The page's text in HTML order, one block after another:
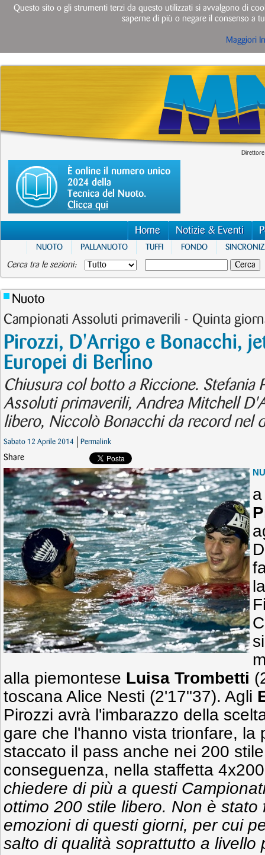
È online il numero unico
2024 della
Tecnica del Nuoto.
Clicca qui
Home Notizie & Eventi
NUOTO PALLANUOTO TUFFI FONDO
Cerca tra le sezioni:
Nuoto
Campionati Assoluti primaverili - Quinta
Pirozzi, D'Arrigo e Bonacchi,
Europei di Berlino
Chiusura col botto a Riccione. Stefania
Assoluti primaverili, Andrea Mitchell
libero, Niccolò Bonacchi da record nel
Sabato 12 Aprile 2014 Permalink
Share
alla piemontese Luisa Trombetti
toscana Alice Nesti (2'17"37). Agli
Pirozzi avrà l'imbarazzo della
gare che l'hanno vista trionfare, la
staccato il pass anche nei 200
conseguenza, nella staffetta
chiedere di più a questi
ottimo 200 stile libero. Non è stato
emozioni di questi giorni, per cui
salto di qualità soprattutto a livello
Questo sito o gli strumenti terzi da questo utilizzati si avvalgono di
saperne di più o negare il consenso a
Maggiori